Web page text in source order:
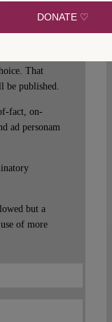
That
be published.
fact, on-
ad personam
but a
of more
DONATE ♡